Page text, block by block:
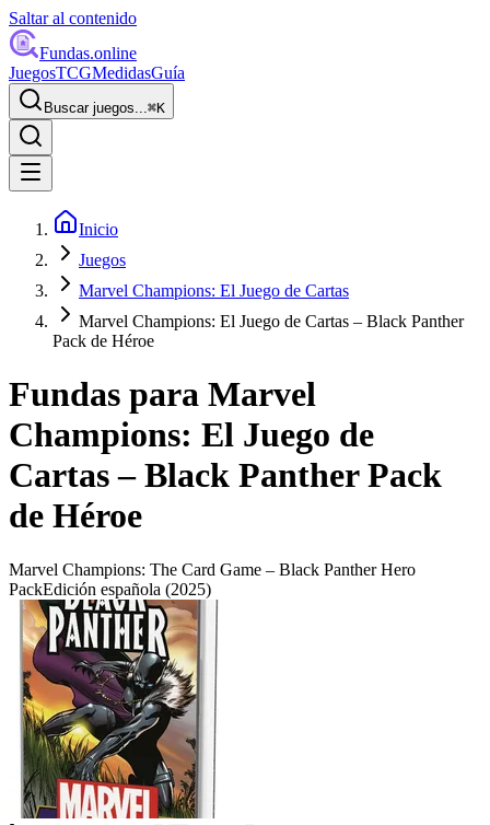
Saltar al contenido
Fundas.online
JuegosTCGMedidasGuía
Buscar juegos...⌘K
Inicio
Juegos
Marvel Champions: El Juego de Cartas
Marvel Champions: El Juego de Cartas – Black Panther
Pack de Héroe
Fundas para Marvel
Champions: El Juego de
Cartas – Black Panther Pack
de Héroe
Marvel Champions: The Card Game – Black Panther Hero
PackEdición española (2025)